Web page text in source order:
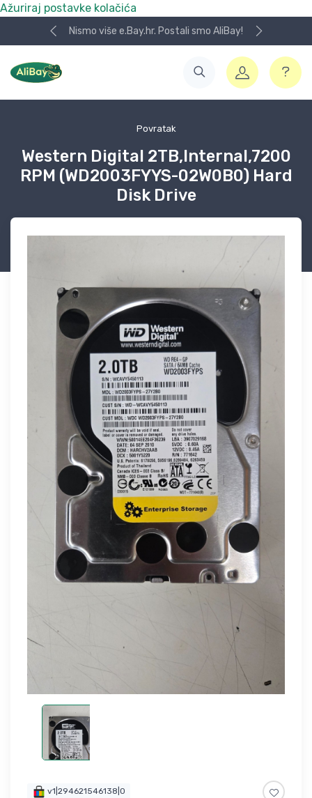
Ažuriraj postavke kolačića
Nismo više e.Bay.hr. Postali smo AliBay!
Povratak
Western Digital 2TB,Internal,7200
RPM (WD2003FYYS-02W0B0) Hard
Disk Drive
v1|294621546138|0